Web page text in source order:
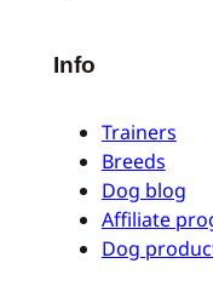
Info
Trainers
Breeds
Dog blog
Affiliate
Dog